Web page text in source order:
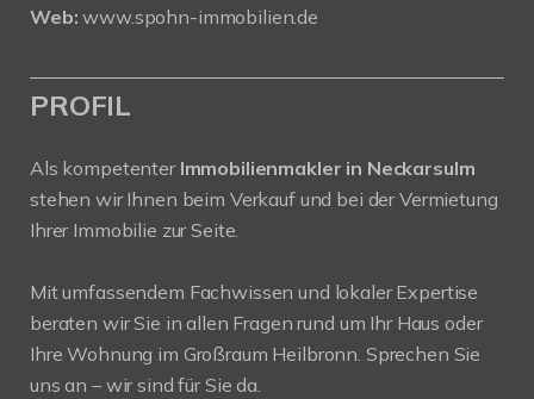
Web: www.spohn-immobilien.de
PROFIL
Als kompetenter Immobilienmakler in Neckarsulm
stehen wir Ihnen beim Verkauf und bei der Vermietung
Ihrer Immobilie zur Seite.
Mit umfassendem Fachwissen und lokaler Expertise
beraten wir Sie in allen Fragen rund um Ihr Haus oder
Ihre Wohnung im Großraum Heilbronn. Sprechen Sie
uns an – wir sind für Sie da.